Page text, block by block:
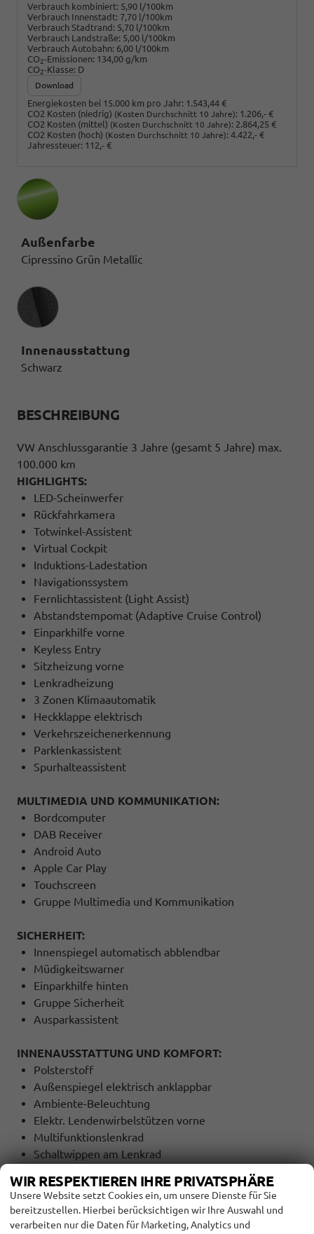
Verbrauch kombiniert: 5,90 l/100km
Verbrauch Innenstadt: 7,70 l/100km
Verbrauch Stadtrand: 5,70 l/100km
Verbrauch Landstraße: 5,00 l/100km
Verbrauch Autobahn: 6,00 l/100km
CO2-Emissionen: 134,00 g/km
CO2-Klasse: D
Download
Energiekosten bei 15.000 km pro Jahr: 1.543,44 €
CO2 Kosten (niedrig) (Kosten Durchschnitt 10 Jahre): 1.206,- €
CO2 Kosten (mittel) (Kosten Durchschnitt 10 Jahre): 2.864,25 €
CO2 Kosten (hoch) (Kosten Durchschnitt 10 Jahre): 4.422,- €
Jahressteuer: 112,- €
Außenfarbe
Cipressino Grün Metallic
Innenausstattung
Innenausstattung
Schwarz
BESCHREIBUNG
VW Anschlussgarantie 3 Jahre (gesamt 5 Jahre) max.
100.000 km
HIGHLIGHTS:
LED-Scheinwerfer
Rückfahrkamera
Totwinkel-Assistent
Virtual Cockpit
Induktions-Ladestation
Navigationssystem
Fernlichtassistent (Light Assist)
Abstandstempomat (Adaptive Cruise Control)
Einparkhilfe vorne
Keyless Entry
Sitzheizung vorne
Lenkradheizung
3 Zonen Klimaautomatik
Heckklappe elektrisch
Verkehrszeichenerkennung
Parklenkassistent
Spurhalteassistent
MULTIMEDIA UND KOMMUNIKATION:
Bordcomputer
DAB Receiver
Android Auto
Apple Car Play
Touchscreen
Gruppe Multimedia und Kommunikation
SICHERHEIT:
Innenspiegel automatisch abblendbar
Müdigkeitswarner
Einparkhilfe hinten
Gruppe Sicherheit
Ausparkassistent
INNENAUSSTATTUNG UND KOMFORT:
Polsterstoff
Außenspiegel elektrisch anklappbar
Ambiente-Beleuchtung
Elektr. Lendenwirbelstützen vorne
Multifunktionslenkrad
Schaltwippen am Lenkrad
EXTRAS:
LM-Felgen
WIR RESPEKTIEREN IHRE PRIVATSPHÄRE
Unsere Website setzt Cookies ein, um unsere Dienste für Sie
bereitzustellen. Hierbei berücksichtigen wir Ihre Auswahl und
verarbeiten nur die Daten für Marketing, Analytics und